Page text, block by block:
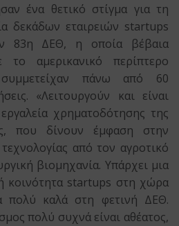
ένα θετικό στίγμα για τη
δεκάδων εταιρειών startups
83η ΔΕΘ, η οποία βέβαια
αμερικανικό περίπτερο
πάνω από 60
«Λειτουργούν και είναι
χρηματοδότησης της
που δίνουν έμφαση στην
από τον αγροτικό
βιομηχανία. Υπάρχει μια
κοινότητα startups στη χώρα
πολύ καλά στη φετινή ΔΕΘ.
πολύ συχνά είναι αθέατος,